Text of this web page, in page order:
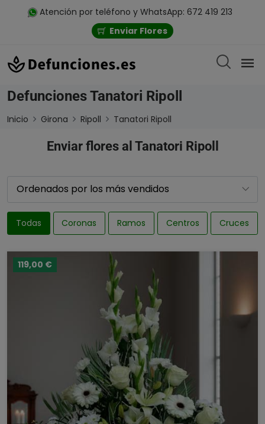
Atención por teléfono y WhatsApp: 672 419 213
Enviar Flores
Defunciones Tanatori Ripoll
Inicio Girona Ripoll Tanatori Ripoll
Enviar flores al Tanatori Ripoll
Todas Coronas Ramos Centros Cruces
119,00 €